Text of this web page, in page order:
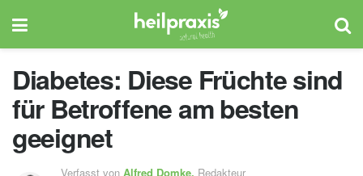
Diabetes: Diese Früchte sind
für Betroffene am besten
geeignet
Verfasst vonAlfred Domke, Redakteur